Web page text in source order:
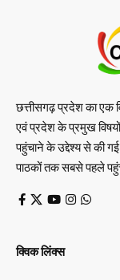
छत्तीसगढ़ प्रदेश का एक
एवं प्रदेश के प्रमुख
पहुंचाने के उद्देश्य से की
पाठकों तक सबसे पहले
क्विक लिंक्स